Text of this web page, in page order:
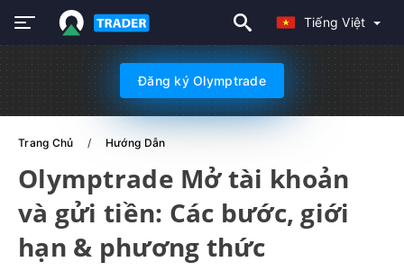
Tiếng Việt
Đăng ký Olymptrade
Trang Chủ Hướng Dẫn
Olymptrade Mở tài khoản
và gửi tiền: Các bước, giới
hạn & phương thức